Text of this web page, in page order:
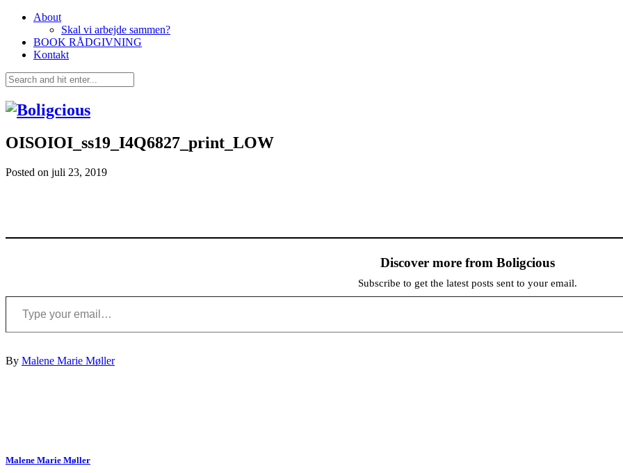
About
Skal vi arbejde sammen?
BOOK RÅDGIVNING
Kontakt
OISOIOI_ss19_I4Q6827_print_LOW
Posted on juli 23, 2019
Discover more from Boligcious
Subscribe to get the latest posts sent to your email.
Type your email…
By Malene Marie Møller
Malene Marie Møller